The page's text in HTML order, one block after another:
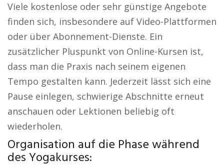
Viele kostenlose oder sehr günstige Angebote
finden sich, insbesondere auf Video-Plattformen
oder über Abonnement-Dienste. Ein
zusätzlicher Pluspunkt von Online-Kursen ist,
dass man die Praxis nach seinem eigenen
Tempo gestalten kann. Jederzeit lässt sich eine
Pause einlegen, schwierige Abschnitte erneut
anschauen oder Lektionen beliebig oft
wiederholen.
Organisation auf die Phase während
des Yogakurses: